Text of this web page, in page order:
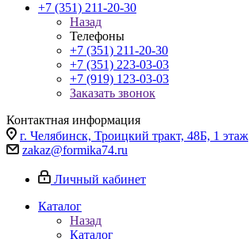
+7 (351) 211-20-30
Назад
Телефоны
+7 (351) 211-20-30
+7 (351) 223-03-03
+7 (919) 123-03-03
Заказать звонок
Контактная информация
г. Челябинск, Троицкий тракт, 48Б, 1 этаж
zakaz@formika74.ru
Личный кабинет
Каталог
Назад
Каталог